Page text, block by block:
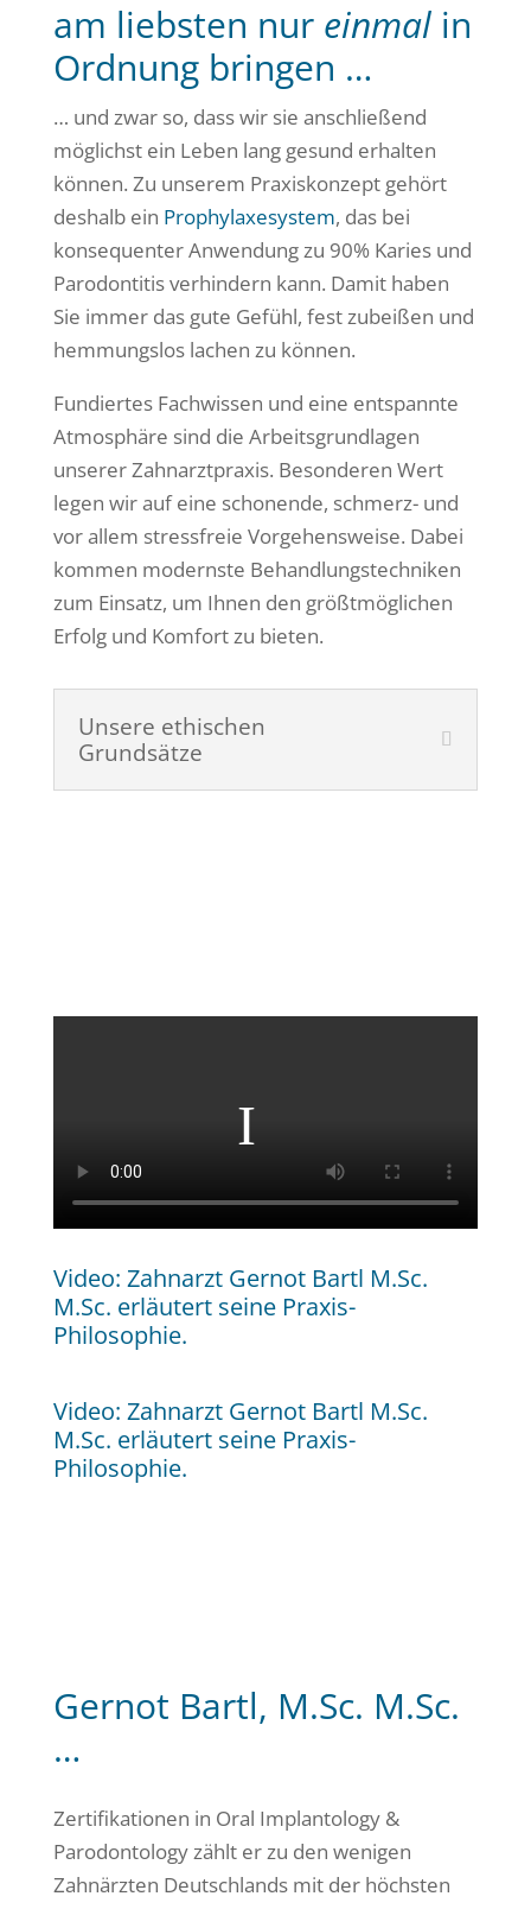
am liebsten nur einmalin
Ordnung bringen …
… und zwar so, dass wir sie anschließend
möglichst ein Leben lang gesund erhalten
können. Zu unserem Praxiskonzept gehört
deshalb ein Prophylaxesystem, das bei
konsequenter Anwendung zu 90% Karies und
Parodontitis verhindern kann. Damit haben
Sie immer das gute Gefühl, fest zubeißen und
hemmungslos lachen zu können.
Fundiertes Fachwissen und eine entspannte
Atmosphäre sind die Arbeitsgrundlagen
unserer Zahnarztpraxis. Besonderen Wert
legen wir auf eine schonende, schmerz- und
vor allem stressfreie Vorgehensweise. Dabei
kommen modernste Behandlungstechniken
zum Einsatz, um Ihnen den größtmöglichen
Erfolg und Komfort zu bieten.
Unsere ethischen
Grundsätze
Video: Zahnarzt Gernot Bartl M.Sc.
M.Sc. erläutert seine Praxis-
Philosophie.
Video: Zahnarzt Gernot Bartl M.Sc.
M.Sc. erläutert seine Praxis-
Philosophie.
Gernot Bartl, M.Sc. M.Sc.
…
Zertifikationen in Oral Implantology &
Parodontology zählt er zu den wenigen
Zahnärzten Deutschlands mit der höchsten